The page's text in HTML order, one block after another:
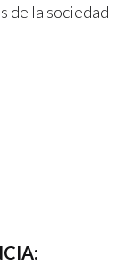
de la sociedad